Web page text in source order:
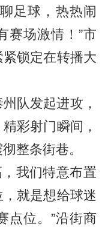
足球，热热闹
赛场激情！”市
锁定在转播大
队发起进攻，
彩射门瞬间，
整条街巷。
，我们特意布置
就是想给球迷
点位。”沿街商